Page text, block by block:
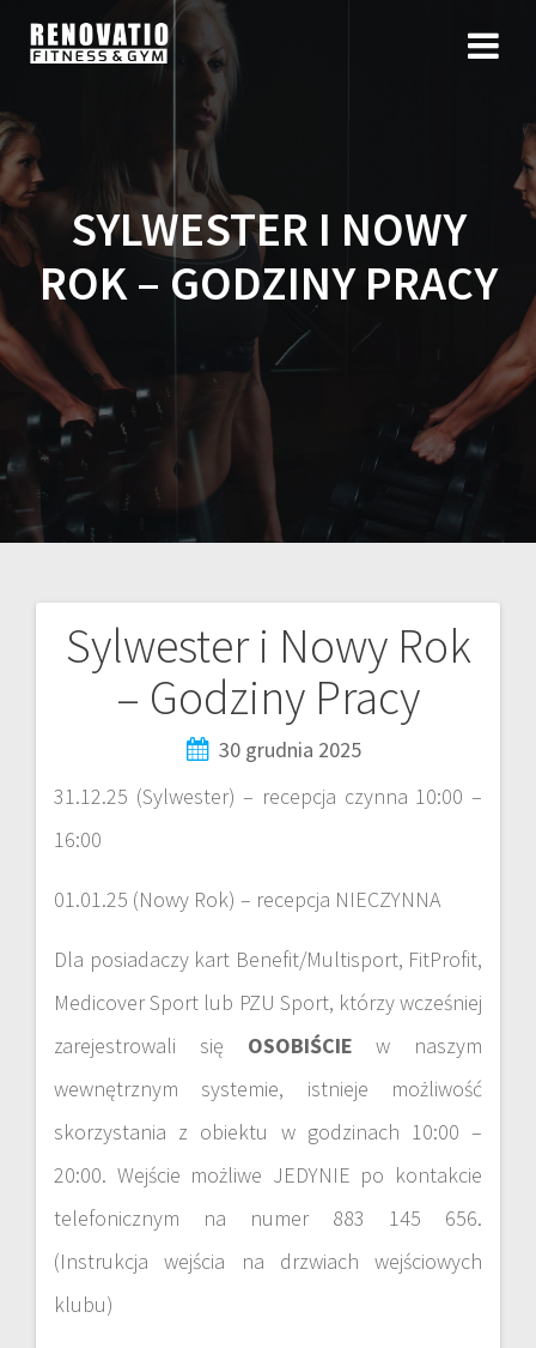
SYLWESTER I NOWY
ROK – GODZINY PRACY
Sylwester i Nowy Rok
– Godziny Pracy
30 grudnia 2025
31.12.25 (Sylwester) – recepcja czynna 10:00 –
16:00
01.01.25 (Nowy Rok) – recepcja NIECZYNNA
Dla posiadaczy kart Benefit/Multisport, FitProfit,
Medicover Sport lub PZU Sport, którzy wcześniej
zarejestrowali się OSOBIŚCIE w naszym
wewnętrznym systemie, istnieje możliwość
skorzystania z obiektu w godzinach 10:00 –
20:00. Wejście możliwe JEDYNIE po kontakcie
telefonicznym na numer 883 145 656.
(Instrukcja wejścia na drzwiach wejściowych
klubu)